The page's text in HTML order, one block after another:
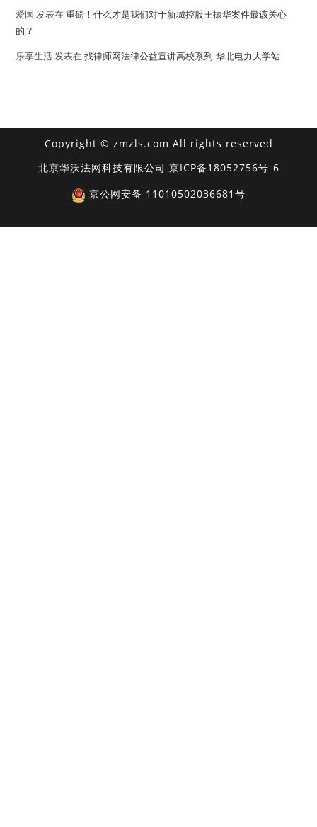
爱国 发表在重磅！什么才是我们对于新城控股王振华案件最该关心
的？
乐享生活发表在找律师网法律公益宣讲高校系列-华北电力大学站
Copyright © zmzls.com All rights reserved
北京华沃法网科技有限公司 京ICP备18052756号-6
京公网安备 11010502036681号